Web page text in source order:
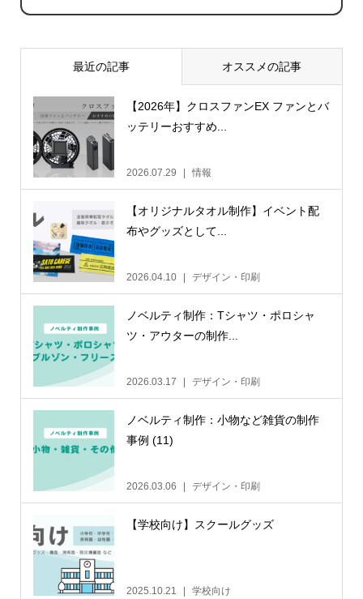
最近の記事 オススメの記事
【2026年】クロスファンEX ファンとバ
ッテリーおすすめ...
2026.07.29 情報
【オリジナルタオル制作】イベント配
布やグッズとして...
2026.04.10 デザイン・印刷
ノベルティ制作：Tシャツ・ポロシャ
ツ・アウターの制作...
2026.03.17 デザイン・印刷
ノベルティ制作：小物など雑貨の制作
事例 (11)
2026.03.06 デザイン・印刷
【学校向け】スクールグッズ
2025.10.21 学校向け